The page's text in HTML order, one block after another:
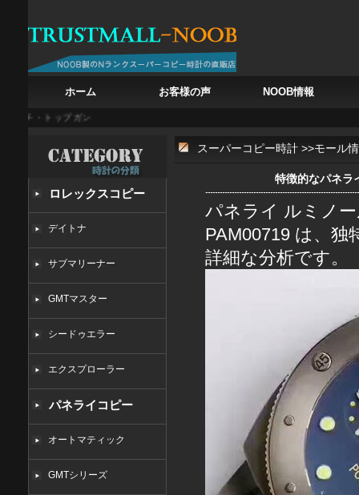
ホーム お客様の声 NOOB情報
トップガン、戦闘機の鼓動を腕に
ロレックスコピー
デイトナ
サブマリーナー
GMTマスター
シードゥエラー
エクスプローラー
パネライコピー
オートマティック
GMTシリーズ
スーパーコピー時計 >>モール
特徴的なパネラ
パネライ ルミノ
PAM00719 は、
詳細な分析です。